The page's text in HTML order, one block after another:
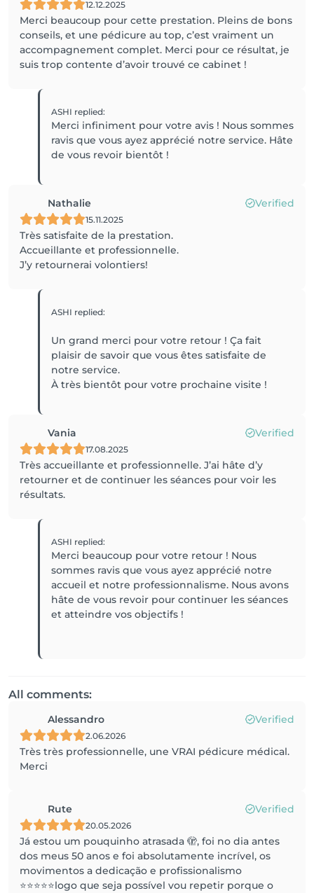
12.12.2025
Merci beaucoup pour cette prestation. Pleins de bons
conseils, et une pédicure au top, c’est vraiment un
accompagnement complet. Merci pour ce résultat, je
suis trop contente d’avoir trouvé ce cabinet !
ASHI replied:
Merci infiniment pour votre avis ! Nous sommes
ravis que vous ayez apprécié notre service. Hâte
Nathalie Verified
15.11.2025
Très satisfaite de la prestation.
Accueillante et professionnelle.
J’y retournerai volontiers!
ASHI replied:
Un grand merci pour votre retour ! Ça fait
plaisir de savoir que vous êtes satisfaite de
notre service.
À très bientôt pour votre prochaine visite !
Vania Verified
17.08.2025
Très accueillante et professionnelle. J’ai hâte d’y
retourner et de continuer les séances pour voir les
résultats.
ASHI replied:
Merci beaucoup pour votre retour ! Nous
sommes ravis que vous ayez apprécié notre
accueil et notre professionnalisme. Nous avons
hâte de vous revoir pour continuer les séances
et atteindre vos objectifs !
All comments:
Alessandro Verified
2.06.2026
Très très professionnelle, une VRAI pédicure médical.
Merci
Rute Verified
20.05.2026
Já estou um pouquinho atrasada 🫣, foi no dia antes
dos meus 50 anos e foi absolutamente incrível, os
movimentos a dedicação e profissionalismo
⭐️⭐️⭐️⭐️⭐️logo que seja possível vou repetir porque o